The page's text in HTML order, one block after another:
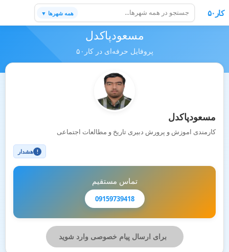
کار۵۰ همه شهرها ▼
مسعودپاکدل
پروفایل حرفه‌ای در کار۵۰
مسعودپاکدل
کارمندی اموزش و پرورش دبیری تاریخ و مطالعات اجتماعی
! هشدار
تماس مستقیم
09159739418
برای ارسال پیام خصوصی وارد شوید